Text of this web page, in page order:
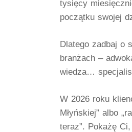
tysięcy
początku swojej
Dlatego zadbaj o
branżach –
wiedza…
W 2026 roku
Młyńskiej” albo
teraz”. Pokażę